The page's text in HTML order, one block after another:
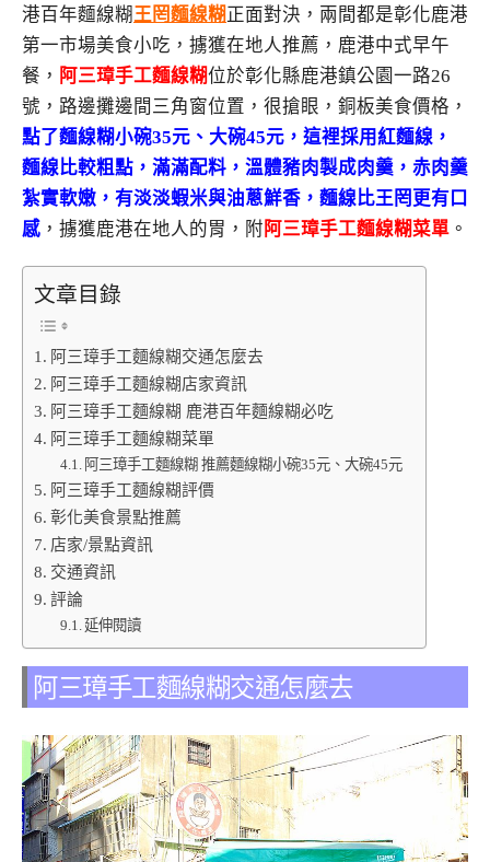
港百年麵線糊王罔麵線糊正面對決，兩間都是彰化鹿港
第一市場美食小吃，擄獲在地人推薦，鹿港中式早午
餐， 阿三璋手工麵線糊位於彰化縣鹿港鎮公園一路26
號，路邊攤邊間三角窗位置，很搶眼，銅板美食價格，
點了麵線糊小碗35元、大碗45元，這裡採用紅麵線，
麵線比較粗點，滿滿配料，溫體豬肉製成肉羹，赤肉羹
紮實軟嫩，有淡淡蝦米與油蔥鮮香，麵線比王罔更有口
感 ，擄獲鹿港在地人的胃，附 阿三璋手工麵線糊菜單 。
文章目錄
阿三璋手工麵線糊交通怎麼去
阿三璋手工麵線糊店家資訊
阿三璋手工麵線糊 鹿港百年麵線糊必吃
阿三璋手工麵線糊菜單
阿三璋手工麵線糊 推薦麵線糊小碗35元、大碗45元
阿三璋手工麵線糊評價
彰化美食景點推薦
店家/景點資訊
交通資訊
評論
延伸閱讀
阿三璋手工麵線糊交通怎麼去